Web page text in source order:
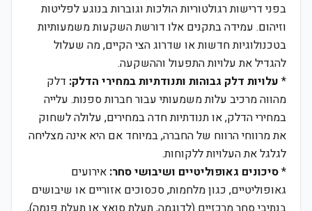
בפני דרישות רגולטוריות הולכות וגוברות בנוגע לפליטות
וזיהום. עמידה בתקנים אלו דורשת השקעות משמעותיות
בטכנולוגיות חדשות או שדרוג הצי הקיים, מה שעלול
להגדיל את עלויות התפעול וההשקעה.
* עלויות דלק גבוהות ותנודתיות במחירי הדלק: דלק
מהווה מרכיב עלות משמעותי עבור חברות ספנות. עלייה
במחירי הדלק, או תנודתיות חדה במחירים, עלולה לשחוק
את מרווחי הרווח של החברה, במיוחד אם היא אינה מצליחה
לגלגל את העלויות ללקוחות.
*סיכונים גאופוליטיים ושיבושי סחר: אירועים
גאופוליטיים, כגון מלחמות, סכסוכים אזוריים או שיבושים